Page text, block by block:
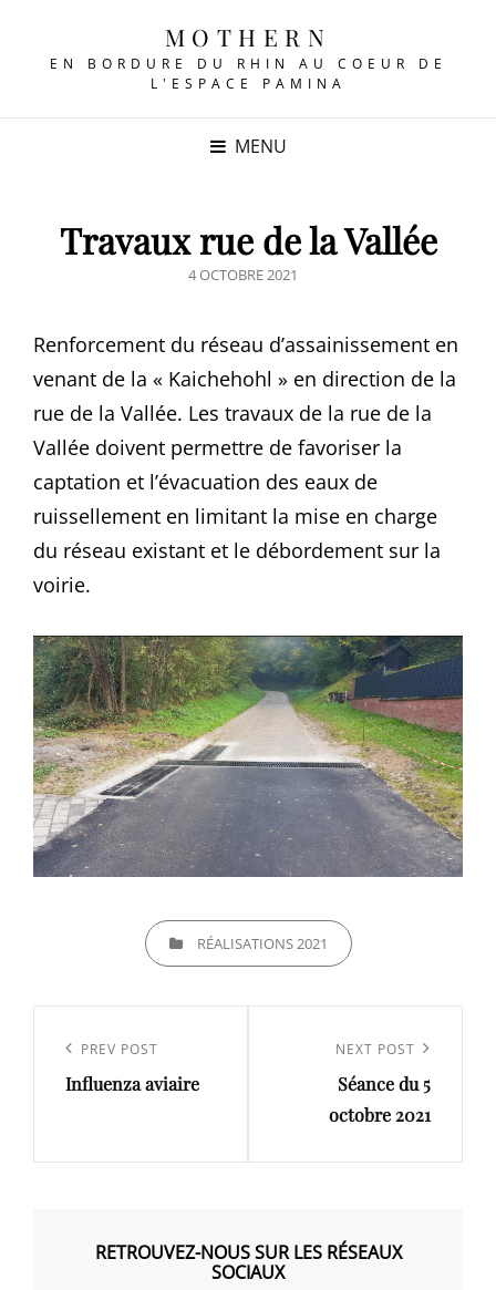
MOTHERN
EN BORDURE DU RHIN AU COEUR DE
L'ESPACE PAMINA
MENU
Travaux rue de la Vallée
POSTED
4 OCTOBRE 2021
Renforcement du réseau d’assainissement en
venant de la « Kaichehohl » en direction de la
rue de la Vallée. Les travaux de la rue de la
Vallée doivent permettre de favoriser la
captation et l’évacuation des eaux de
ruissellement en limitant la mise en charge
du réseau existant et le débordement sur la
voirie.
CATEGORIESRÉALISATIONS 2021
l’article
Previous
Post
PREV POST
Influenza aviaire
NEXT POST
Séance du 5
octobre 2021
RETROUVEZ-NOUS SUR LES RÉSEAUX
SOCIAUX